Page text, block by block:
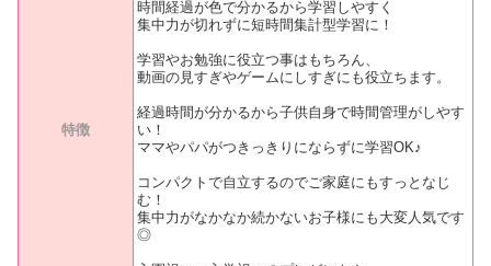
特徴
時間経過が色で分かるから学習しやすく
集中力が切れずに短時間集計型学習に！
学習やお勉強に役立つ事はもちろん、
動画の見すぎやゲームにしすぎにも役立ちます。
経過時間が分かるから子供自身で時間管理がしやす
い！
ママやパパがつきっきりにならずに学習OK♪
コンパクトで自立するのでご家庭にもすっとなじ
む！
集中力がなかなか続かないお子様にも大変人気です
◎